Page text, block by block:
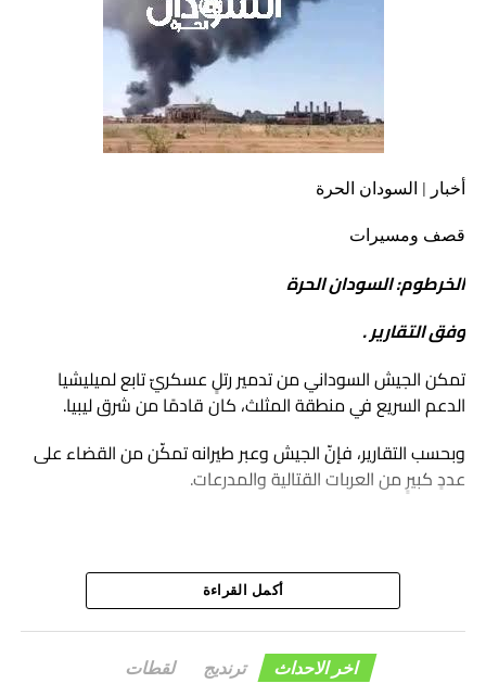
أخبار | السودان الحرة
قصف ومسيرات
الخرطوم: السودان الحرة
وفق التقارير .
تمكن الجيش السوداني من تدمير رتلٍ عسكريّ تابع لميليشيا
الدعم السريع في منطقة المثلث، كان قادمًا من شرق ليبيا.
وبحسب التقارير، فإنّ الجيش وعبر طيرانه تمكّن من القضاء على
عددٍ كبيرٍ من العربات القتالية والمدرعات.
أكمل القراءة
اخر الاحداث ترنديج لقطات